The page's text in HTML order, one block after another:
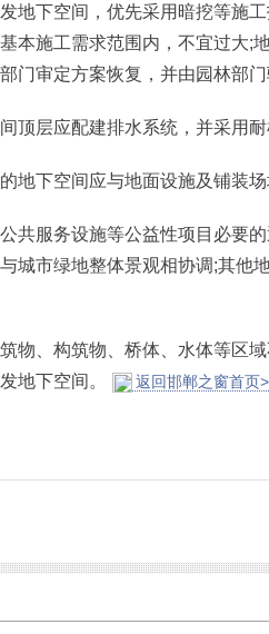
下空间，优先采用暗挖等施工
本施工需求范围内，不宜过大;
门审定方案恢复，并由园林部门
层应配建排水系统，并采用耐
下空间应与地面设施及铺装场
服务设施等公益性项目必要的
城市绿地整体景观相协调;其他
、构筑物、桥体、水体等区域
地下空间。
返回邯郸之窗首页